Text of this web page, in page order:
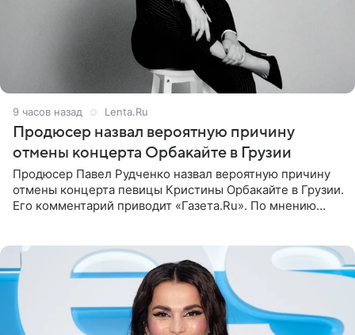
9 часов назад Lenta.Ru
Продюсер назвал вероятную причину
отмены концерта Орбакайте в Грузии
Продюсер Павел Рудченко назвал вероятную причину
отмены концерта певицы Кристины Орбакайте в Грузии.
Его комментарий приводит «Газета.Ru». По мнению